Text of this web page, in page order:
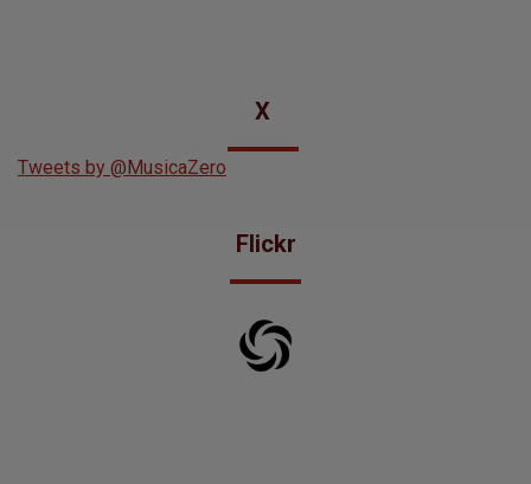
X
Tweets by @MusicaZero
Flickr